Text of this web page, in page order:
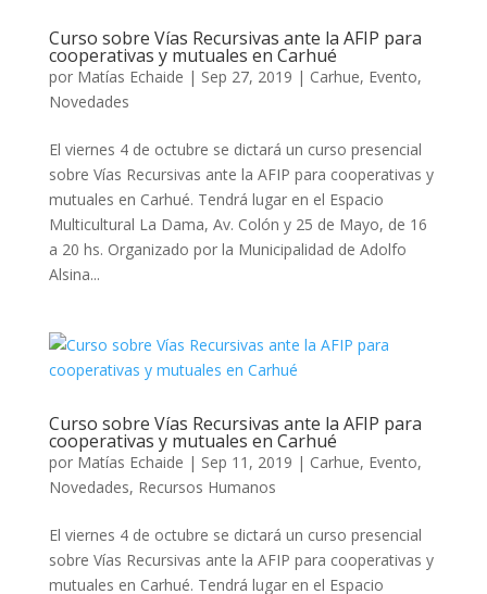
Curso sobre Vías Recursivas ante la AFIP para
cooperativas y mutuales en Carhué
por Matías Echaide | Sep 27, 2019 | Carhue, Evento,
Novedades
El viernes 4 de octubre se dictará un curso presencial
sobre Vías Recursivas ante la AFIP para cooperativas y
mutuales en Carhué. Tendrá lugar en el Espacio
Multicultural La Dama, Av. Colón y 25 de Mayo, de 16
a 20 hs. Organizado por la Municipalidad de Adolfo
Alsina...
Curso sobre Vías Recursivas ante la AFIP para
cooperativas y mutuales en Carhué
por Matías Echaide | Sep 11, 2019 | Carhue, Evento,
Novedades, Recursos Humanos
El viernes 4 de octubre se dictará un curso presencial
sobre Vías Recursivas ante la AFIP para cooperativas y
mutuales en Carhué. Tendrá lugar en el Espacio